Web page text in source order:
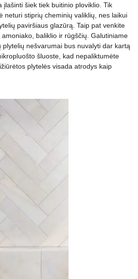
įlašinti šiek tiek buitinio ploviklio. Tik
neturi stiprių cheminių valiklių, nes laikui
paviršiaus glazūrą. Taip pat venkite
baliklio ir rūgščių. Galutiniame
nešvarumai bus nuvalyti dar kartą
šluoste, kad nepaliktumėte
plytelės visada atrodys kaip